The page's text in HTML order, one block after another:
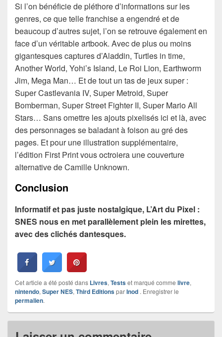
Si l’on bénéficie de pléthore d’informations sur les
genres, ce que telle franchise a engendré et de
beaucoup d’autres sujet, l’on se retrouve également en
face d’un véritable artbook. Avec de plus ou moins
gigantesques captures d’Aladdin, Turtles in time,
Another World, Yohi’s Island, Le Roi Lion, Earthworm
Jim, Mega Man… Et de tout un tas de jeux super :
Super Castlevania IV, Super Metroid, Super
Bomberman, Super Street Fighter II, Super Mario All
Stars… Sans omettre les ajouts pixelisés ici et là, avec
des personnages se baladant à foison au gré des
pages. Et pour une illustration supplémentaire,
l’édition First Print vous octroiera une couverture
alternative de Camille Unknown.
Conclusion
Informatif et pas juste nostalgique, L’Art du Pixel :
SNES nous en met parallèlement plein les mirettes,
avec des clichés dantesques.
Cet article a été posté dans Livres, Testset marqué comme livre,
nintendo, Super NES, Third EditionsparInod . Enregistrer le
permalien.